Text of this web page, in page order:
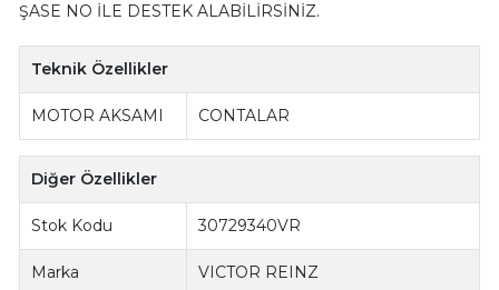
ŞASE NO İLE DESTEK ALABİLİRSİNİZ.
Teknik Özellikler
MOTOR AKSAMI CONTALAR
Diğer Özellikler
Stok Kodu 30729340VR
Marka VICTOR REINZ